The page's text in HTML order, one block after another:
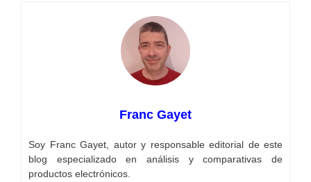
Franc Gayet
Soy Franc Gayet, autor y responsable editorial de este
blog especializado en análisis y comparativas de
productos electrónicos.